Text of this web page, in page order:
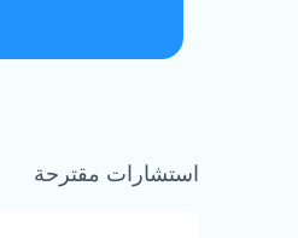
استشارات مقترحة